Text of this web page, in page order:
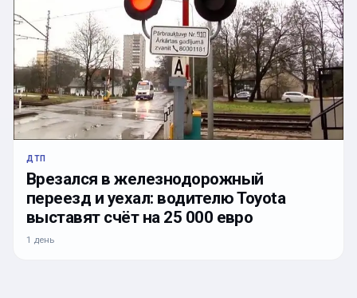
ДТП
Врезался в железнодорожный
переезд и уехал: водителю Toyota
выставят счёт на 25 000 евро
1 день